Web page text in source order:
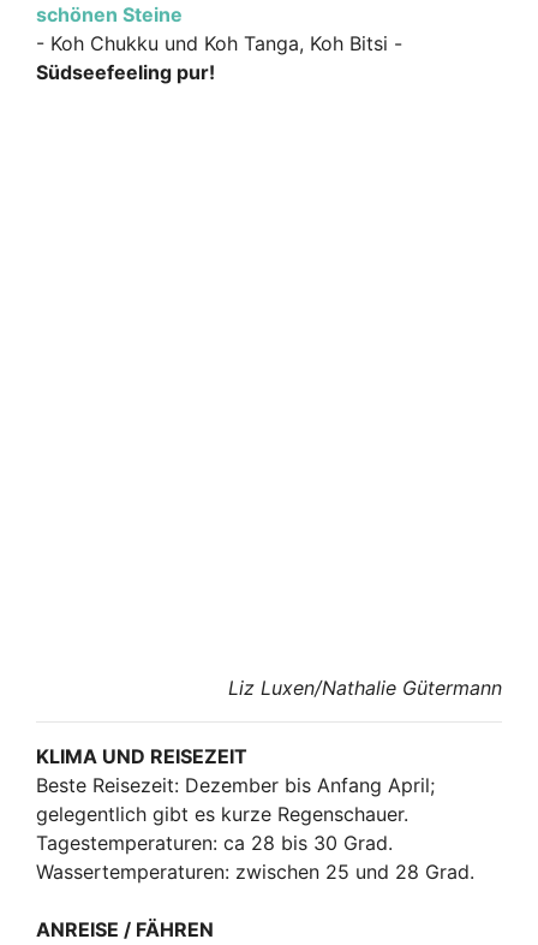
schönen Steine
- Koh Chukku und Koh Tanga, Koh Bitsi -
Südseefeeling pur!
Liz Luxen/Nathalie Gütermann
KLIMA UND REISEZEIT
Beste Reisezeit: Dezember bis Anfang April;
gelegentlich gibt es kurze Regenschauer.
Tagestemperaturen: ca 28 bis 30 Grad.
Wassertemperaturen: zwischen 25 und 28 Grad.
ANREISE / FÄHREN